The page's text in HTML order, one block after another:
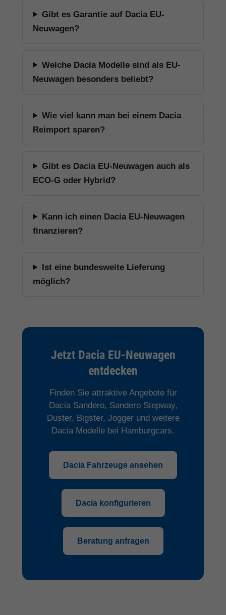
Gibt es Garantie auf Dacia EU-
Neuwagen?
Welche Dacia Modelle sind als EU-
Neuwagen besonders beliebt?
Wie viel kann man bei einem Dacia
Reimport sparen?
Gibt es Dacia EU-Neuwagen auch als
ECO-G oder Hybrid?
Kann ich einen Dacia EU-Neuwagen
finanzieren?
Ist eine bundesweite Lieferung
möglich?
Jetzt Dacia EU-Neuwagen
entdecken
Finden Sie attraktive Angebote für
Dacia Sandero, Sandero Stepway,
Duster, Bigster, Jogger und weitere
Dacia Modelle bei Hamburgcars.
Dacia Fahrzeuge ansehen
Dacia konfigurieren
Beratung anfragen